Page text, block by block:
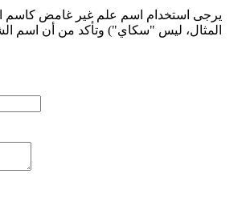
يرجى استخدام اسم علم غير غامض كاسم
المثال، ليس "سكاي") وتأكد من أن اسم